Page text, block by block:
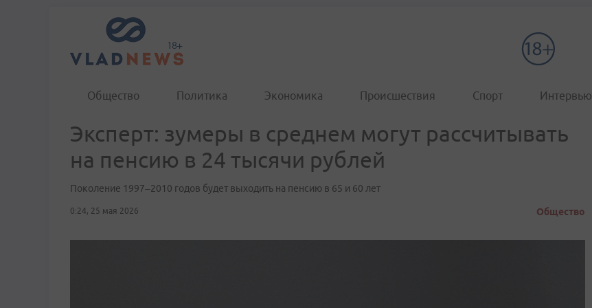
Общество Политика Экономика Происшествия Спорт Интервью
Эксперт: зумеры в среднем могут рассчитывать
на пенсию в 24 тысячи рублей
Поколение 1997–2010 годов будет выходить на пенсию в 65 и 60 лет
0:24, 25 мая 2026 Общество